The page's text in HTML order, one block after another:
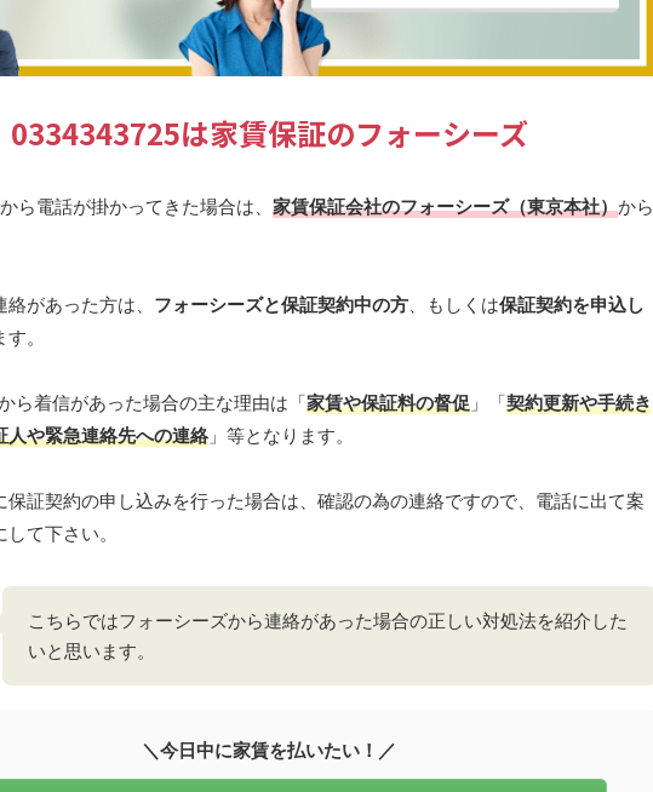
0334343725は家賃保証のフォーシーズ
から電話が掛かってきた場合は、 家賃保証会社のフォーシーズ（東京本社）から
があった方は、 フォーシーズと保証契約中の方、もしくは保証契約を申込し
。
着信があった場合の主な理由は「家賃や保証料の督促 」「契約更新や手続き
人や緊急連絡先への連絡」等となります。
保証契約の申し込みを行った場合は、確認の為の連絡ですので、電話に出て案
て下さい。
こちらではフォーシーズから連絡があった場合の正しい対処法を紹介した
いと思います。
＼今日中に家賃を払いたい！／